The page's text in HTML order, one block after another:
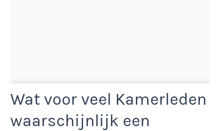
Wat voor veel Kamerleden
waarschijnlijk een